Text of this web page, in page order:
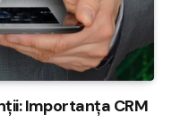
Importanța CRM